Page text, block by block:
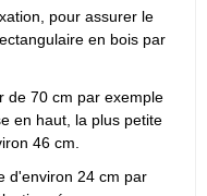
pour assurer le
en bois par
de 70 cm par exemple
en haut, la plus petite
46 cm.
d'environ 24 cm par